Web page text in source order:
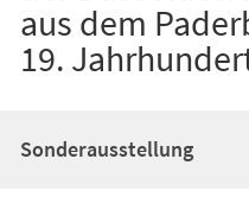
aus dem
19.
Sonderausstellung